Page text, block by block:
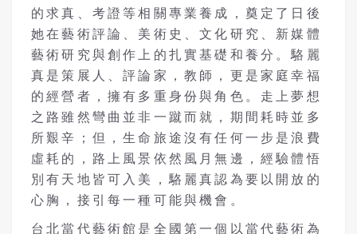
的求真、考證等相關專業養成，奠定了日後
她在藝術評論、美術史、文化研究、新媒體
藝術研究與創作上的扎實基礎和養分。駱麗
真是策展人、評論家，教師，更是家庭幸福
的經營者，擁有多重身份與角色。走上夢想
之路雖然彎曲並非一蹴而就，期間耗時並多
所艱辛；但，生命旅途沒有任何一步是浪費
虛耗的，路上風景依然風月無邊，經驗體悟
別有天地皆可入美，駱麗真認為要以開放的
心胸，接引每一種可能與機會。
台北當代藝術館是全國第一個以當代藝術為